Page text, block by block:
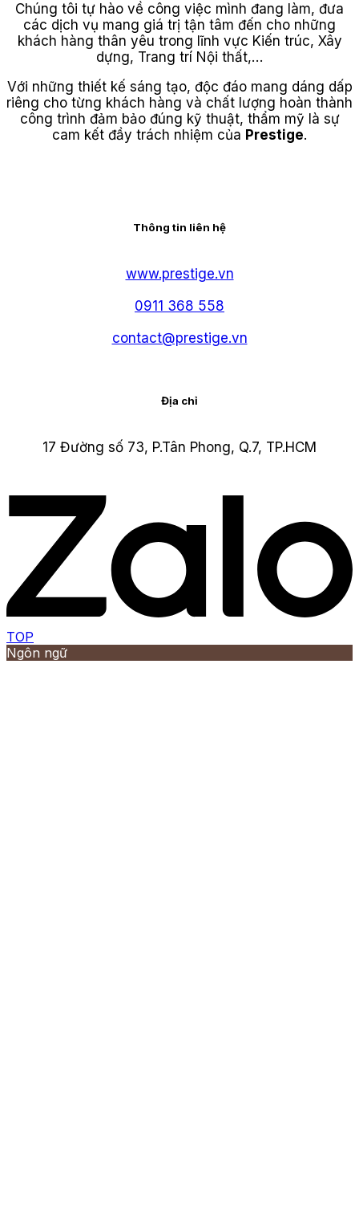
Chúng tôi tự hào về công việc mình đang làm, đưa
các dịch vụ mang giá trị tận tâm đến cho những
khách hàng thân yêu trong lĩnh vực Kiến trúc, Xây
dựng, Trang trí Nội thất,…
Với những thiết kế sáng tạo, độc đáo mang dáng dấp
riêng cho từng khách hàng và chất lượng hoàn thành
công trình đảm bảo đúng kỹ thuật, thẩm mỹ là sự
cam kết đầy trách nhiệm của Prestige.
Thông tin liên hệ
www.prestige.vn
0911 368 558
contact@prestige.vn
Địa chỉ
17 Đường số 73, P.Tân Phong, Q.7, TP.HCM
TOP
Ngôn ngữ